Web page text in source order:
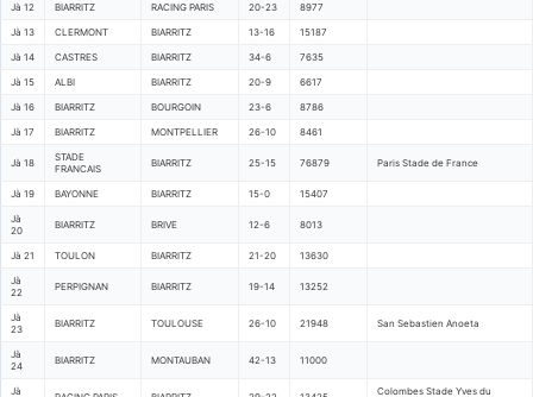
Jà 12 BIARRITZ RACING PARIS 20-23 8977
Jà 13 CLERMONT BIARRITZ 13-16 15187
Jà 14 CASTRES BIARRITZ 34-6 7635
Jà 15 ALBI BIARRITZ 20-9 6617
Jà 16 BIARRITZ BOURGOIN 23-6 8786
Jà 17 BIARRITZ MONTPELLIER 26-10 8461
Jà 18
STADE
FRANCAIS
BIARRITZ 25-15 76879 Paris Stade de France
Jà 19 BAYONNE BIARRITZ 15-0 15407
Jà
20
BIARRITZ BRIVE 12-6 8013
Jà 21 TOULON BIARRITZ 21-20 13630
Jà
22
PERPIGNAN BIARRITZ 19-14 13252
Jà
23
BIARRITZ TOULOUSE 26-10 21948 San Sebastien Anoeta
Jà
24
BIARRITZ MONTAUBAN 42-13 11000
Jà Colombes Stade Yves du